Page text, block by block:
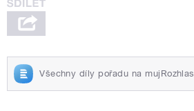
Všechny díly pořadu na mujRozhlas